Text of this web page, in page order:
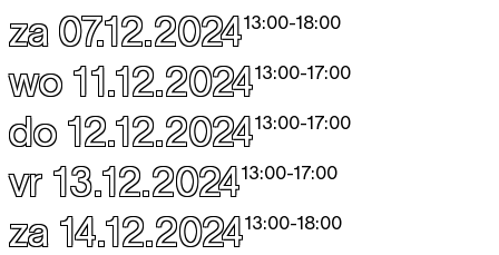
za 07.12.202413:00-18:00
wo 11.12.202413:00-17:00
do 12.12.202413:00-17:00
vr 13.12.202413:00-17:00
za 14.12.202413:00-18:00